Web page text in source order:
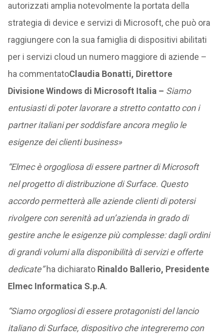
autorizzati amplia notevolmente la portata della
strategia di device e servizi di Microsoft, che può ora
raggiungere con la sua famiglia di dispositivi abilitati
per i servizi cloud un numero maggiore di aziende –
ha commentatoClaudia Bonatti, Direttore
Divisione Windows di Microsoft Italia – Siamo
entusiasti di poter lavorare a stretto contatto con i
partner italiani per soddisfare ancora meglio le
esigenze dei clienti business»
“Elmec è orgogliosa di essere partner di Microsoft
nel progetto di distribuzione di Surface. Questo
accordo permetterà alle aziende clienti di potersi
rivolgere con serenità ad un’azienda in grado di
gestire anche le esigenze più complesse: dagli ordini
di grandi volumi alla disponibilità di servizi e offerte
dedicate”ha dichiarato Rinaldo Ballerio, Presidente
Elmec Informatica S.p.A.
“Siamo orgogliosi di essere protagonisti del lancio
italiano di Surface, dispositivo che integreremo con